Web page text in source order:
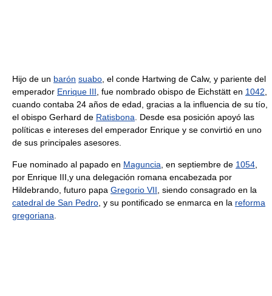
Hijo de un barón suabo , el conde Hartwing de Calw, y pariente del
emperador Enrique III , fue nombrado obispo de Eichstätt en 1042
cuando contaba 24 años de edad, gracias a la influencia de su tío,
el obispo Gerhard de Ratisbona . Desde esa posición apoyó las
políticas e intereses del emperador Enrique y se convirtió en uno
de sus principales asesores.
Fue nominado al papado en Maguncia , en septiembre de 1054
por Enrique III,y una delegación romana encabezada por
Hildebrando, futuro papa Gregorio VII , siendo consagrado en la
catedral de San Pedro , y su pontificado se enmarca en la reforma
gregoriana